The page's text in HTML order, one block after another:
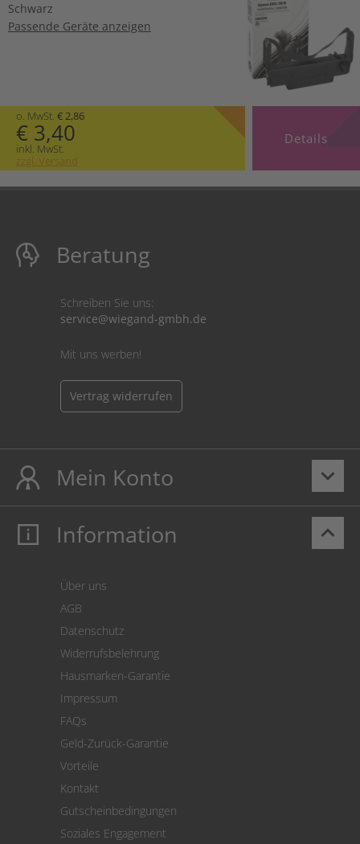
Schwarz
Passende Geräte anzeigen
o. MwSt. € 2,86
€ 3,40
inkl. MwSt.
zzgl. Versand
Details
Beratung
Schreiben Sie uns:
service@wiegand-gmbh.de
Mit uns werben!
Vertrag widerrufen
keyboard_arrow_down
Mein Konto
Mein Konto
Cookie Einstellungen
keyboard_arrow_up
Information
Über uns
AGB
Datenschutz
Widerrufsbelehrung
Hausmarken-Garantie
Impressum
FAQs
Geld-Zurück-Garantie
Vorteile
Kontakt
Gutscheinbedingungen
Soziales Engagement